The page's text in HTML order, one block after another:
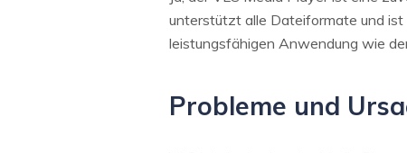
unterstützt alle Dateiformate und
leistungsfähigen Anwendung wie
Probleme und